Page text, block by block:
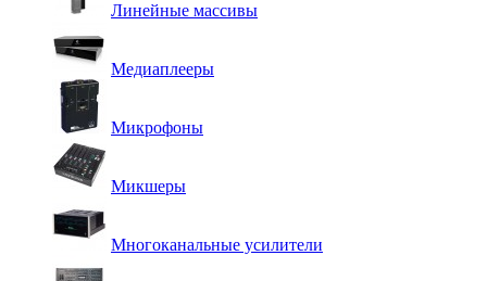
Линейные массивы
Медиаплееры
Микрофоны
Микшеры
Многоканальные усилители